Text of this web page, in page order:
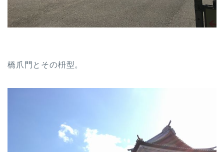
橋爪門とその枡型。